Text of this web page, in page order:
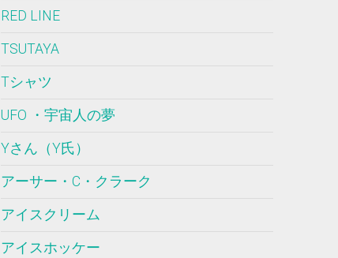
RED LINE
TSUTAYA
Tシャツ
UFO ・宇宙人の夢
Yさん（Y氏）
アーサー・C・クラーク
アイスクリーム
アイスホッケー